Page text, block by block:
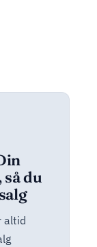
du
altid